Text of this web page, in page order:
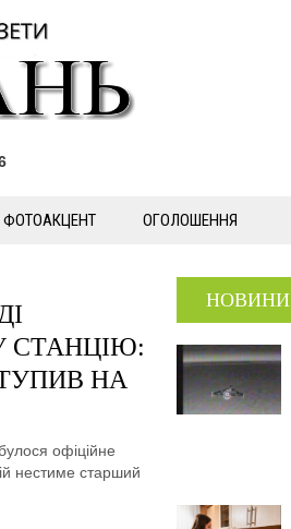
ФОТОАКЦЕНТ ОГОЛОШЕННЯ
СТАНЦІЮ:
НА
офіційне
нестиме старший
НОВИНИ